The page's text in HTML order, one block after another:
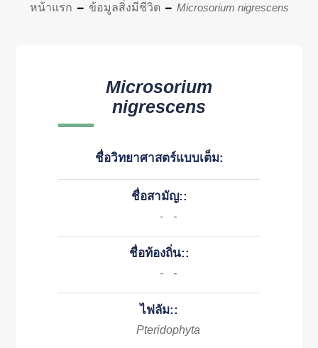
หน้าแรก ข้อมูลสิ่งมีชีวิต Microsorium nigrescens
Microsorium
nigrescens
ชื่อวิทยาศาสตร์แบบเต็ม:
ชื่อสามัญ::
- -
ชื่อท้องถิ่น::
- -
ไฟลัม::
Pteridophyta